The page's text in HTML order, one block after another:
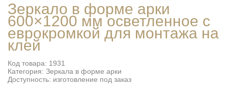
Зеркало в форме арки
600×1200 мм осветленное с
еврокромкой для монтажа на
клей
Код товара: 1931
Категория: Зеркала в форме арки
Доступность: изготовление под заказ